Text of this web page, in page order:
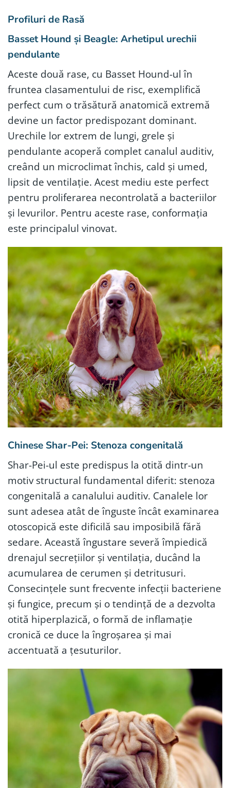
Profiluri de Rasă
Basset Hound și Beagle: Arhetipul urechii
pendulante
Aceste două rase, cu Basset Hound-ul în
fruntea clasamentului de risc, exemplifică
perfect cum o trăsătură anatomică extremă
devine un factor predispozant dominant.
Urechile lor extrem de lungi, grele și
pendulante acoperă complet canalul auditiv,
creând un microclimat închis, cald și umed,
lipsit de ventilație. Acest mediu este perfect
pentru proliferarea necontrolată a bacteriilor
și levurilor. Pentru aceste rase, conformația
este principalul vinovat.
Chinese Shar-Pei: Stenoza congenitală
Shar-Pei-ul este predispus la otită dintr-un
motiv structural fundamental diferit: stenoza
congenitală a canalului auditiv. Canalele lor
sunt adesea atât de înguste încât examinarea
otoscopică este dificilă sau imposibilă fără
sedare. Această îngustare severă împiedică
drenajul secrețiilor și ventilația, ducând la
acumularea de cerumen și detritusuri.
Consecințele sunt frecvente infecții bacteriene
și fungice, precum și o tendință de a dezvolta
otită hiperplazică, o formă de inflamație
cronică ce duce la îngroșarea și mai
accentuată a țesuturilor.